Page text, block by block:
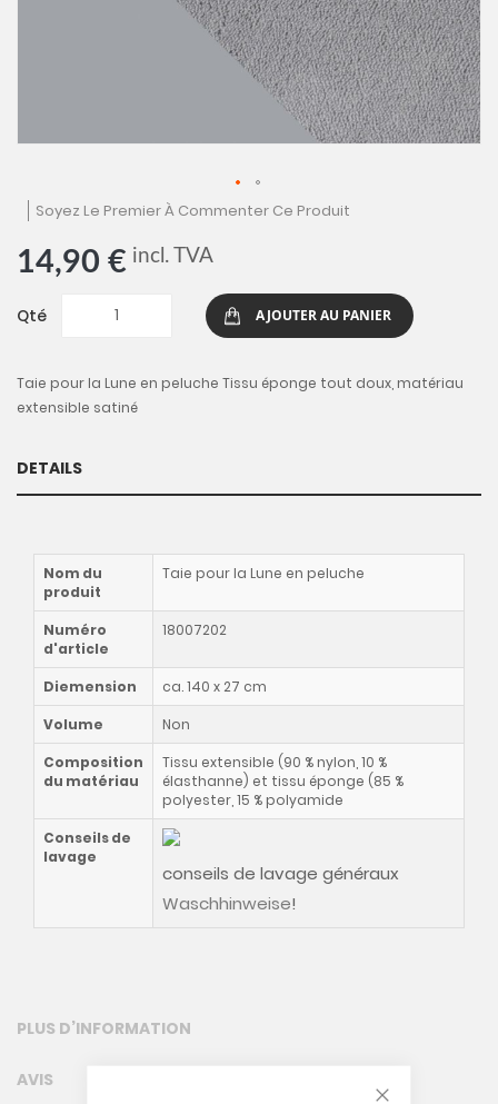
Soyez Le Premier À Commenter Ce Produit
14,90 € incl. TVA
Qté AJOUTER AU PANIER
Taie pour la Lune en peluche Tissu éponge tout doux, matériau
extensible satiné
Skip
to
the
beginning
images
DETAILS
Nom du
produit
Taie pour la Lune en peluche
Numéro
d'article
18007202
Diemension
ca. 140 x 27 cm
Volume
Non
Composition
du matériau
Tissu extensible (90 % nylon, 10 %
élasthanne) et tissu éponge (85 %
polyester, 15 % polyamide
Conseils de
lavage
conseils de lavage généraux
Waschhinweise!
PLUS D’INFORMATION
AVIS